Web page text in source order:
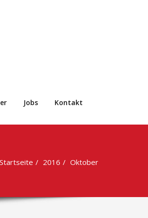
Jobs Kontakt
Startseite 2016 Oktober